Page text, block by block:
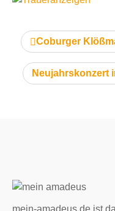
vorheriger Artikel:
Coburger
nächster Artikel:
Neujahrskonzert
mein-amadeus.de ist